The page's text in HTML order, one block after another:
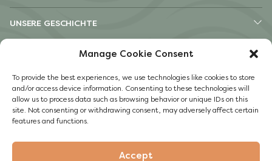
Manage Cookie Consent
To provide the best experiences, we use technologies like cookies to store
and/or access device information. Consenting to these technologies will
allow us to process data such as browsing behavior or unique IDs on this
site. Not consenting or withdrawing consent, may adversely affect certain
features and functions.
Accept
UNSERE GESCHICHTE
Facebook
Instagram